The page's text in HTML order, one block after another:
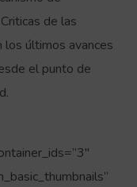
de las
los últimos avances
el punto de